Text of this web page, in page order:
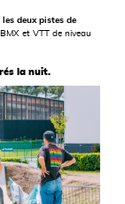
deux pistes de
et VTT de niveau
la nuit.